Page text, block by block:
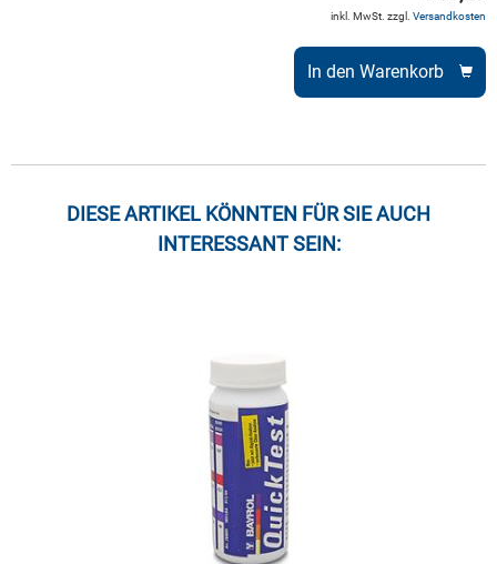
inkl. MwSt. zzgl. Versandkosten
In den Warenkorb
DIESE ARTIKEL KÖNNTEN FÜR SIE AUCH
INTERESSANT SEIN: